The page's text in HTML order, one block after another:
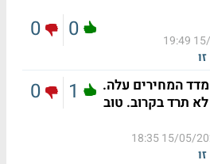
15/
0
0
המחירים עלה.
תרד בקרוב. טוב
15/05/2026
1
0